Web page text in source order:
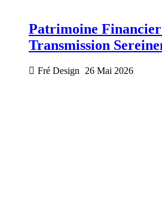
Patrimoine
Transmission
Fré Design 26 Mai 2026